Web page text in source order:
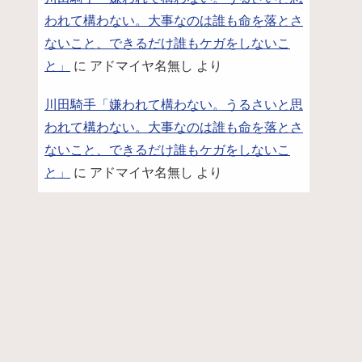
われて構わない。大事なのは誰も命を落とさ
ないこと、できるだけ誰もケガをしないこ
と」
に アドマイヤ名無し より
川田騎手「嫌われて構わない。うるさいと思
われて構わない。大事なのは誰も命を落とさ
ないこと、できるだけ誰もケガをしないこ
と」
に アドマイヤ名無し より